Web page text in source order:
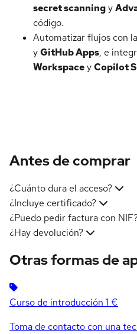
secret scanningy
código.
Automatizar flujos con
yGitHub Apps, e
WorkspaceyCopilot
Antes de comprar
¿Cuánto dura el acceso?
¿Incluye certificado?
¿Puedo pedir factura con
¿Hay devolución?
Otras formas de
Curso de introducción 1 €
Toma de contacto con una